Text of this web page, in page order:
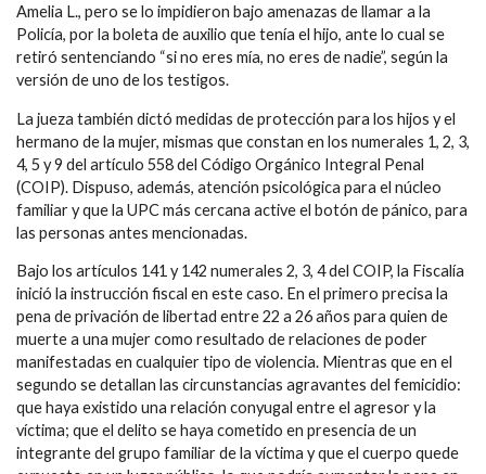
Amelia L., pero se lo impidieron bajo amenazas de llamar a la
Policía, por la boleta de auxilio que tenía el hijo, ante lo cual se
retiró sentenciando “si no eres mía, no eres de nadie”, según la
versión de uno de los testigos.
La jueza también dictó medidas de protección para los hijos y el
hermano de la mujer, mismas que constan en los numerales 1, 2, 3,
4, 5 y 9 del artículo 558 del Código Orgánico Integral Penal
(COIP). Dispuso, además, atención psicológica para el núcleo
familiar y que la UPC más cercana active el botón de pánico, para
las personas antes mencionadas.
Bajo los artículos 141 y 142 numerales 2, 3, 4 del COIP, la Fiscalía
inició la instrucción fiscal en este caso. En el primero precisa la
pena de privación de libertad entre 22 a 26 años para quien de
muerte a una mujer como resultado de relaciones de poder
manifestadas en cualquier tipo de violencia. Mientras que en el
segundo se detallan las circunstancias agravantes del femicidio:
que haya existido una relación conyugal entre el agresor y la
víctima; que el delito se haya cometido en presencia de un
integrante del grupo familiar de la víctima y que el cuerpo quede